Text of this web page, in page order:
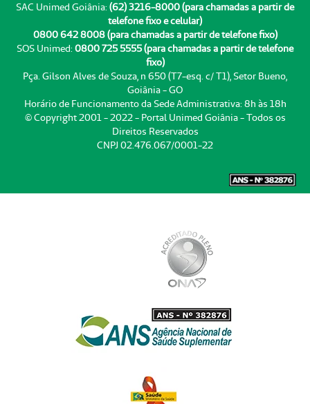
SAC Unimed Goiânia: (62) 3216-8000 (para chamadas a partir de
telefone fixo e celular)
0800 642 8008 (para chamadas a partir de telefone fixo)
SOS Unimed: 0800 725 5555 (para chamadas a partir de telefone
fixo)
Pça. Gilson Alves de Souza, n 650 (T7-esq. c/ T1), Setor Bueno,
Goiânia - GO
Horário de Funcionamento da Sede Administrativa: 8h às 18h
© Copyright 2001 - 2022 - Portal Unimed Goiânia - Todos os
Direitos Reservados
CNPJ 02.476.067/0001-22